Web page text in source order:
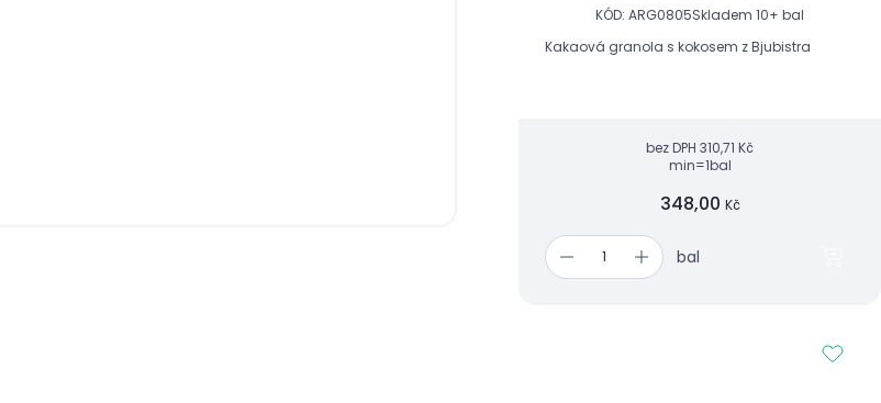
KÓD: ARG0805Skladem 10+ bal
Kakaová granola s kokosem z Bjubistra
bez DPH 310,71 Kč
min=1bal
348,00 Kč
bal